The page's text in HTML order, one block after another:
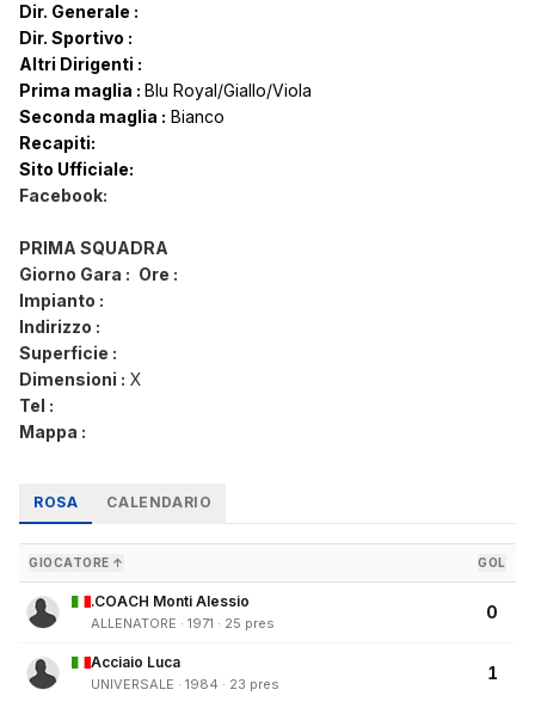
Dir. Generale :
Dir. Sportivo :
Altri Dirigenti :
Prima maglia : Blu Royal/Giallo/Viola
Seconda maglia : Bianco
Recapiti:
Sito Ufficiale:
Facebook:
PRIMA SQUADRA
Giorno Gara : Ore :
Impianto :
Indirizzo :
Superficie :
Dimensioni : X
Tel :
Mappa :
ROSA CALENDARIO
GIOCATORE ↑ GOL
.COACH Monti Alessio
ALLENATORE · 1971 · 25 pres
0
Acciaio Luca
UNIVERSALE · 1984 · 23 pres
1